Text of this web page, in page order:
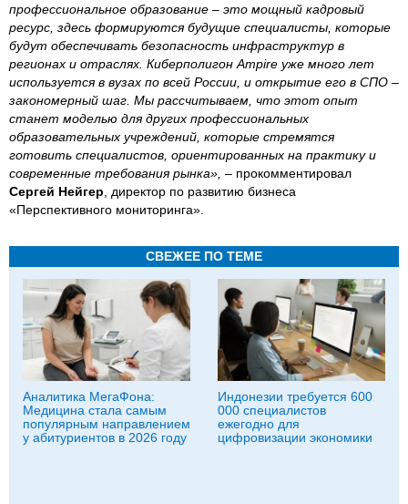
профессиональное образование – это мощный кадровый
ресурс, здесь формируются будущие специалисты, которые
будут обеспечивать безопасность инфраструктур в
регионах и отраслях. Киберполигон Ampire уже много лет
используется в вузах по всей России, и открытие его в СПО –
закономерный шаг. Мы рассчитываем, что этот опыт
станет моделью для других профессиональных
образовательных учреждений, которые стремятся
готовить специалистов, ориентированных на практику и
современные требования рынка», – прокомментировал
Сергей Нейгер , директор по развитию бизнеса
«Перспективного мониторинга».
СВЕЖЕЕ ПО ТЕМЕ
Аналитика МегаФона:
Медицина стала самым
популярным направлением
у абитуриентов в 2026 году
Индонезии требуется 600
000 специалистов
ежегодно для
цифровизации экономики